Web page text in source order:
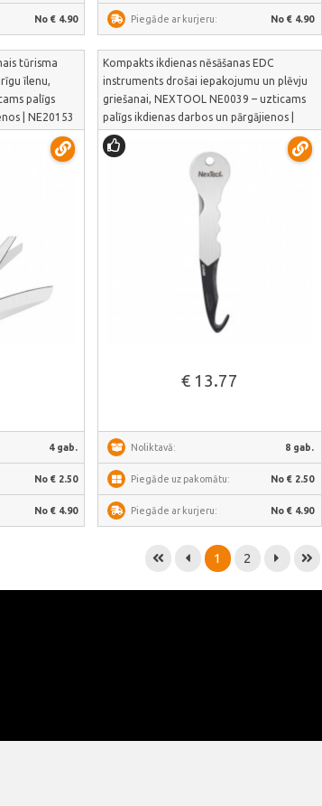
No € 4.90 Piegāde ar kurjeru: No € 4.90
tūrisma
īlenu,
palīgs
| NE20153
4 gab.
No € 2.50
No € 4.90
Kompakts ikdienas nēsāšanas EDC
instruments drošai iepakojumu un plēvju
griešanai, NEXTOOL NE0039 – uzticams
palīgs ikdienas darbos un pārgājienos |
NE0039
€ 13.77
Noliktavā: 8 gab.
Piegāde uz pakomātu: No € 2.50
Piegāde ar kurjeru: No € 4.90
1 2